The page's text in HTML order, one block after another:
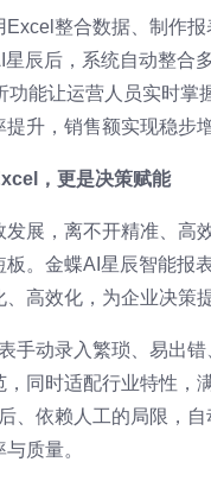
整合数据、制作
辰后，系统自动整合
能让运营人员实时掌
升，销售额实现稳步增
，更是决策赋能
展，离不开精准、高
。金蝶AI星辰智能报
高效化，为企业决策
手动录入繁琐、易出
同时适配行业特性，
、依赖人工的局限，
质量。